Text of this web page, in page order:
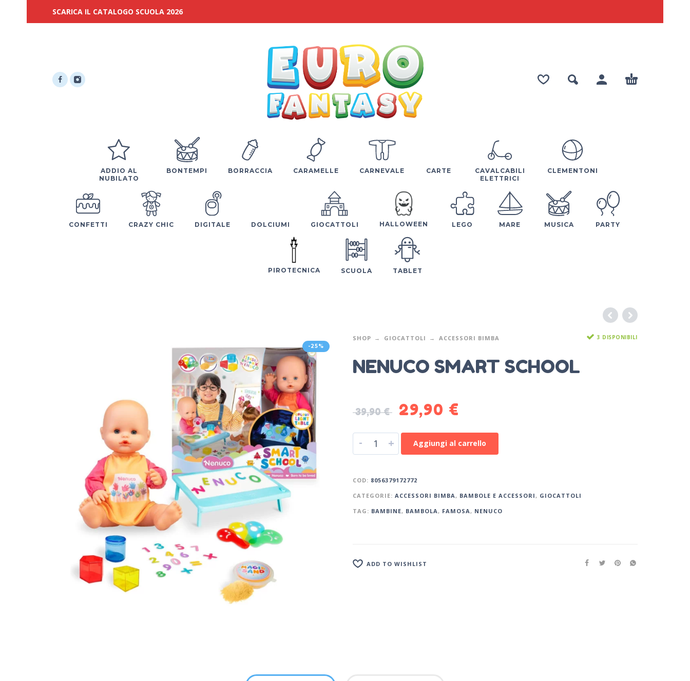
SCARICA IL CATALOGO SCUOLA 2026
ADDIO AL
NUBILATO
BONTEMPI BORRACCIA CARAMELLE CARNEVALE CARTE
CAVALCABILI
ELETTRICI
CLEMENTONI
CONFETTI CRAZY CHIC DIGITALE DOLCIUMI GIOCATTOLI HALLOWEEN LEGO MARE MUSICA PARTY
PIROTECNICA SCUOLA TABLET
-25%
SHOP GIOCATTOLI ACCESSORI BIMBA 3 DISPONIBILI
NENUCO SMART SCHOOL
39,90€ 29,90 €
- + Aggiungi al carrello
COD: 8056379172772
CATEGORIE: ACCESSORI BIMBA, BAMBOLE E ACCESSORI, GIOCATTOLI
TAG: BAMBINE, BAMBOLA, FAMOSA, NENUCO
ADD TO WISHLIST